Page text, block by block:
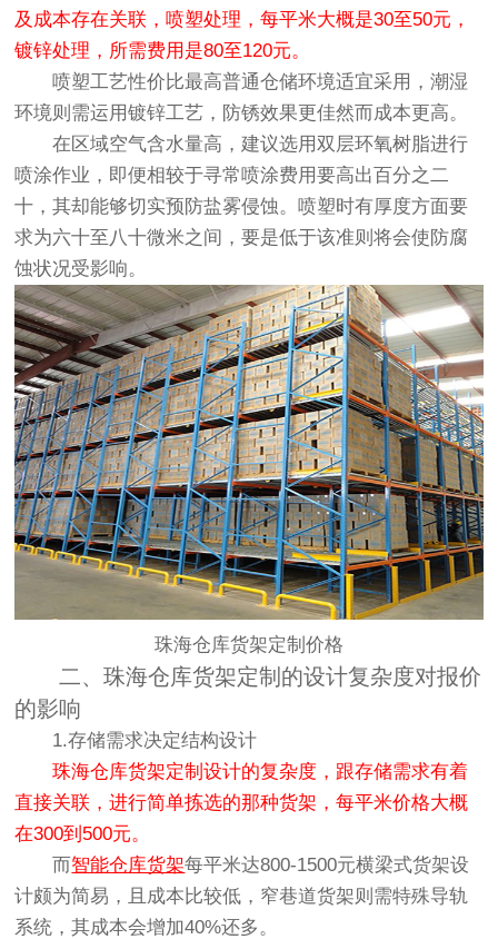
及成本存在关联，喷塑处理，每平米大概是30至50元，
镀锌处理，所需费用是80至120元。
喷塑工艺性价比最高普通仓储环境适宜采用，潮湿
环境则需运用镀锌工艺，防锈效果更佳然而成本更高。
在区域空气含水量高，建议选用双层环氧树脂进行
喷涂作业，即便相较于寻常喷涂费用要高出百分之二
十，其却能够切实预防盐雾侵蚀。喷塑时有厚度方面要
求为六十至八十微米之间，要是低于该准则将会使防腐
蚀状况受影响。
珠海仓库货架定制价格
二、珠海仓库货架定制的设计复杂度对报价
的影响
1.存储需求决定结构设计
珠海仓库货架定制设计的复杂度，跟存储需求有着
直接关联，进行简单拣选的那种货架，每平米价格大概
在300到500元。
而智能仓库货架每平米达800-1500元横梁式货架设
计颇为简易，且成本比较低，窄巷道货架则需特殊导轨
系统，其成本会增加40%还多。